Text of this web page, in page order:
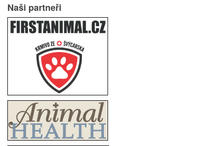
Naši partneři